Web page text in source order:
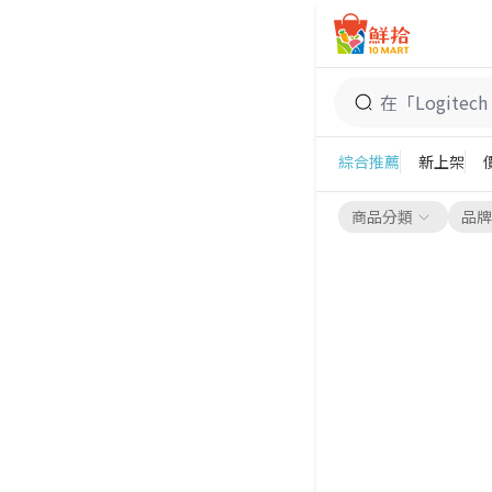
鮮拾
Logitech 羅技
綜合推薦 新上架
商品分類 品牌